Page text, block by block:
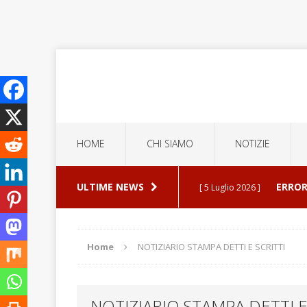
HOME CHI SIAMO NOTIZIE
ULTIME NEWS [ 30 Luglio 2026 ]
ATTUALITA'
Home NOTIZIARIO STAMPA DETTI E SCRITTI